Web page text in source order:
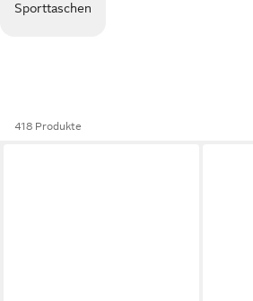
Sporttaschen
418 Produkte